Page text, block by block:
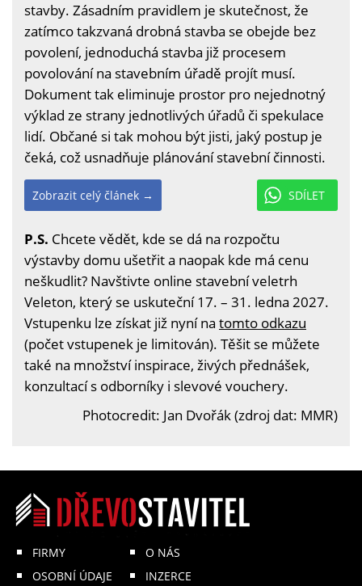
stavby. Zásadním pravidlem je skutečnost, že
zatímco takzvaná drobná stavba se obejde bez
povolení, jednoduchá stavba již procesem
povolování na stavebním úřadě projít musí.
Dokument tak eliminuje prostor pro nejednotný
výklad ze strany jednotlivých úřadů či spekulace
lidí. Občané si tak mohou být jisti, jaký postup je
čeká, což usnadňuje plánování stavební činnosti.
SDÍLET
Zobrazit celý článek →
P.S. Chcete vědět, kde se dá na rozpočtu
výstavby domu ušetřit a naopak kde má cenu
neškudlit? Navštivte online stavební veletrh
Veleton, který se uskuteční 17. – 31. ledna 2027.
Vstupenku lze získat již nyní na tomto odkazu
(počet vstupenek je limitován). Těšit se můžete
také na množství inspirace, živých přednášek,
konzultací s odborníky i slevové vouchery.
Photocredit: Jan Dvořák (zdroj dat: MMR)
FIRMY
OSOBNÍ ÚDAJE
O NÁS
INZERCE